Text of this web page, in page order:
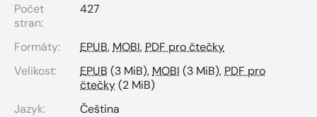
Počet
stran:
427
Formáty: EPUB, MOBI, PDF pro čtečky
Velikost:
EPUB (3 MiB), MOBI (3 MiB), PDF pro
čtečky(2 MiB)
Jazyk:
Čeština